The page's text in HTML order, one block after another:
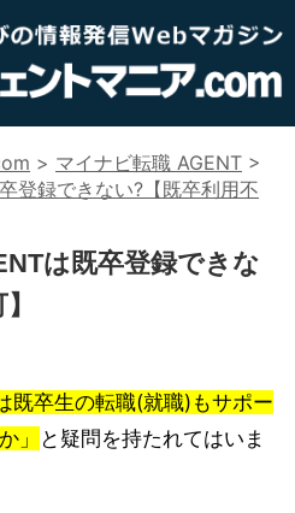
> マイナビ転職 AGENT >
登録できない?【既卒利用不
は既卒登録できな
既卒生の転職(就職)もサポー
」
と疑問を持たれてはいま